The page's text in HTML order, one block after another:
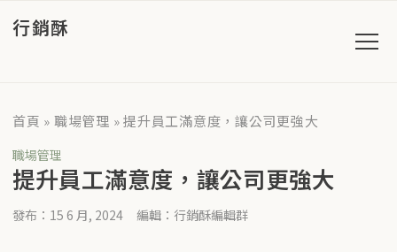
行銷酥
首頁 » 職場管理 »提升員工滿意度，讓公司更強大
職場管理
提升員工滿意度，讓公司更強大
發布：15 6 月, 2024 編輯：行銷酥編輯群